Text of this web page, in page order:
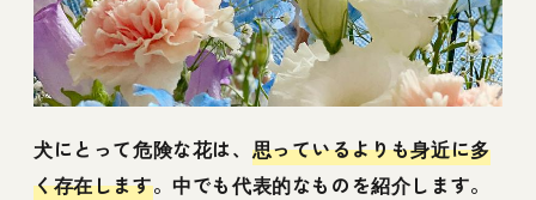
犬にとって危険な花は、 思っているよりも身近に多
く存在します。中でも代表的なものを紹介します。